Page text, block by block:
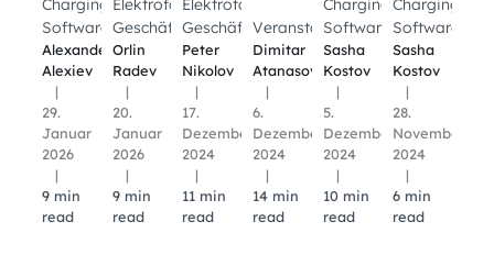
Charging
Software
Alexander
Alexiev
|
29.
Januar
2026
|
9 min
read
Elektrofahrzeuglade-
Geschäft
Orlin
Radev
|
20.
Januar
2026
|
9 min
read
Elektrofahrzeuglade-
Geschäft
Peter
Nikolov
|
17.
Dezember
2024
|
11 min
read
Veranstaltungen
Dimitar
Atanasov
|
6.
Dezember
2024
|
14 min
read
Charging
Software
Sasha
Kostov
|
5.
Dezember
2024
|
10 min
read
Charging
Software
Sasha
Kostov
|
28.
November
2024
|
6 min
read